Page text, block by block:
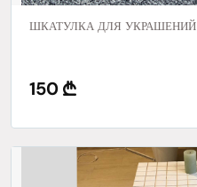
ШКАТУЛКА ДЛЯ УКРАШЕНИЙ
150